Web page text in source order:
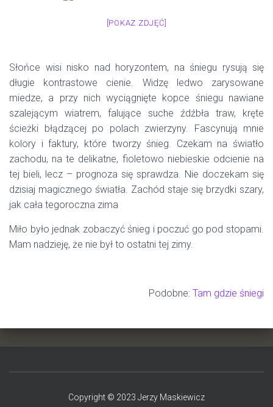
[POKAZ ZDJĘĆ]
Słońce wisi nisko nad horyzontem, na śniegu rysują się
długie kontrastowe cienie. Widzę ledwo zarysowane
miedze, a przy nich wyciągnięte kopce śniegu nawiane
szalejącym wiatrem, falujące suche źdźbła traw, kręte
ścieżki błądzącej po polach zwierzyny. Fascynują mnie
kolory i faktury, które tworzy śnieg. Czekam na światło
zachodu, na te delikatne, fioletowo niebieskie odcienie na
tej bieli, lecz – prognoza się sprawdza. Nie doczekam się
dzisiaj magicznego światła. Zachód staje się brzydki szary,
jak cała tegoroczna zima
Miło było jednak zobaczyć śnieg i poczuć go pod stopami.
Mam nadzieję, że nie był to ostatni tej zimy.
Podobne: Tam gdzie śniegi
Copyright © 2023 Jerzy Maskiewicz